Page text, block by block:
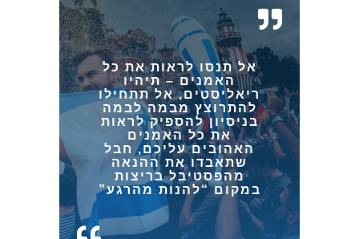
אל תנסו לראות את כל
האמנים– תיהיו
ריאליסטים, אל תתחילו
להתרוצץ מבמה לבמה
בניסיון להספיק לראות
את כל האמנים
האהובים עליכם, חבל
שתאבדו את ההנאה
מהפסטיבל בריצות
במקום “להנות מהרגע”